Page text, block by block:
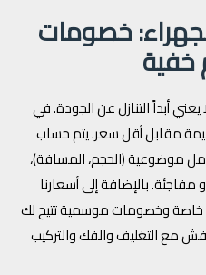
خصومات
خفية
أبداً التنازل عن الجودة. في
قيمة مقابل أقل سعر. يتم حساب
موضوعية (الحجم، المسافة)،
بالإضافة إلى أسعارنا
خاصة وخصومات موسمية تتيح لك
مع التغليف والفك والتركيب